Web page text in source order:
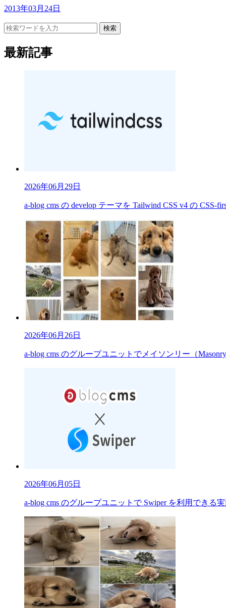
2013年03月24日
検索
最新記事
2026年06月29日
a-blog cms の develop テーマを Tailwind CSS v4 の CSS-
2026年06月26日
a-blog cms のグループユニットでメイソンリー（
2026年06月05日
a-blog cms のグループユニットで Swiper を利用できる